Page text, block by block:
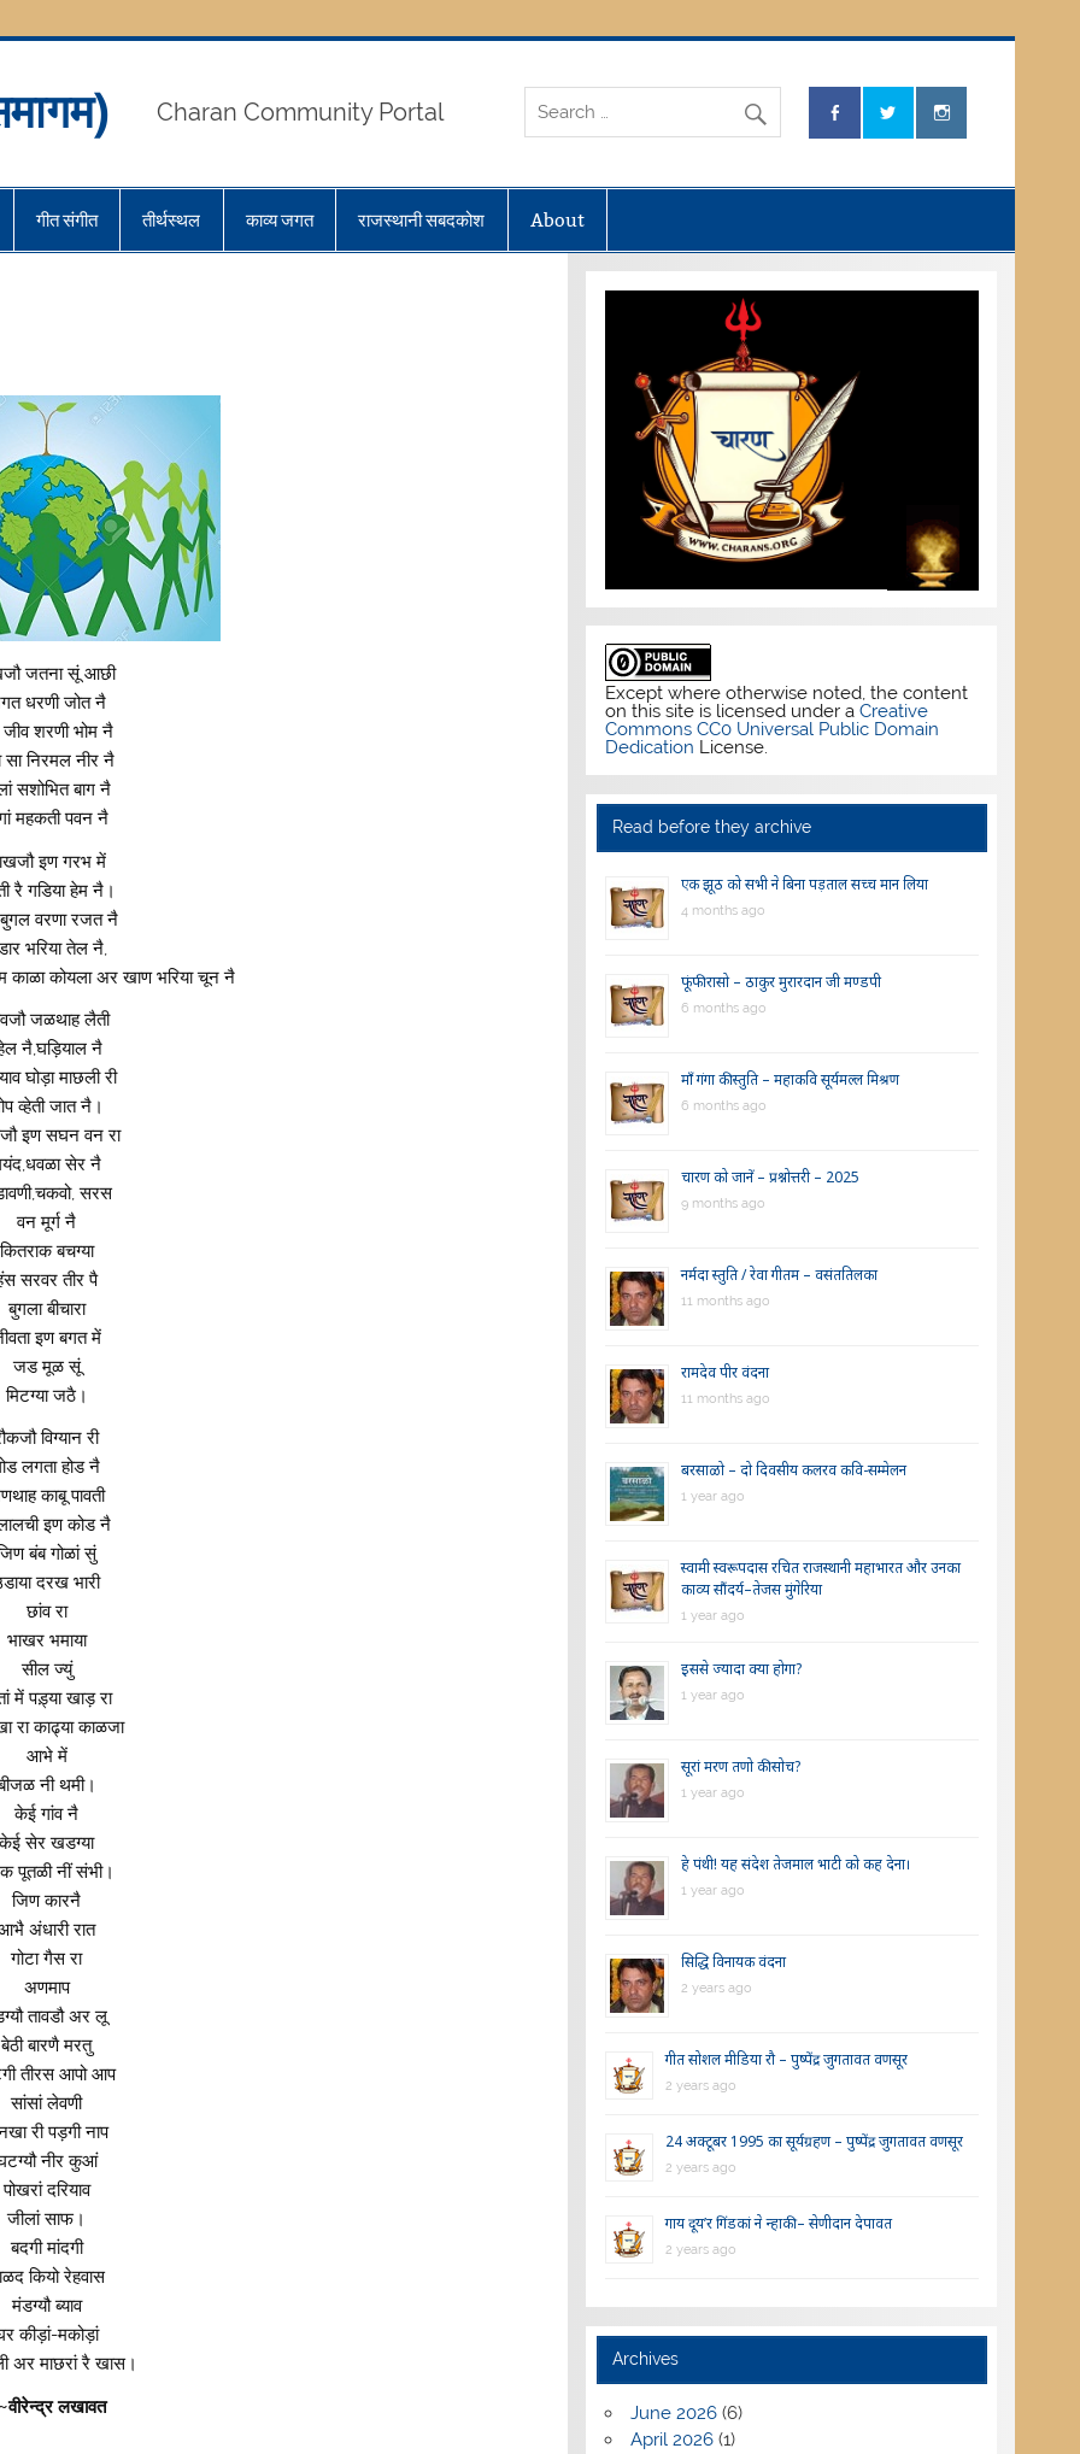
Charan Community Portal
गीत संगीत तीर्थस्थल काव्य जगत राजस्थानी सबदकोश About
जतना सूं आछी
धरणी जोत नै
शरणी भोम नै
सा निरमल नीर नै
सशोभित बाग नै
महकती पवन नै
इण गरभ में
रै गडिया हेम नै।
वरणा रजत नै
भरिया तेल नै,
काळा कोयला अर खाण भरिया चून नै
जळथाह लैती
नै,घड़ियाल नै
घोड़ा माछली री
व्हेती जात नै।
इण सघन वन रा
सेर नै
सरस
वन मूर्ग नै
कितराक बचग्या
सरवर तीर पै
बुगला बीचारा
इण बगत में
जड मूळ सूं
मिटग्या जठै।
विग्यान री
लगता होड नै
काबू पावती
इण कोड नै
बंब गोळां सुं
दरख भारी
छांव रा
भाखर भमाया
सील ज्युं
में पड़्या खाड़ रा
रा काढ्या काळजा
आभे में
नी थमी।
केई गांव नै
केई सेर खडग्या
पूतळी नीं संभी।
जिण कारनै
अंधारी रात
गोटा गैस रा
अणमाप
तावडौ अर लू
बेठी बारणै मरतु
तीरस आपो आप
सांसां लेवणी
री पड़गी नाप
नीर कुआं
पोखरां दरियाव
जीलां साफ।
बदगी मांदगी
कियो रेहवास
मंडग्यौ ब्याव
कीड़ां-मकोड़ां
अर माछरां रै खास।
लखावत
Except where otherwise noted, the content
on this site is licensed under a Creative
Commons CC0 Universal Public Domain
Dedication License.
Read before they archive
एक झूठ को सभी ने बिना पड़ताल सच्च मान लिया
4 months ago
फूंफी रासो – ठाकुर मुरारदान जी मण्डपी
6 months ago
माँ गंगा की स्तुति – महाकवि सूर्यमल्ल मिश्रण
6 months ago
चारण को जानें – प्रश्नोत्तरी – 2025
9 months ago
नर्मदा स्तुति / रेवा गीतम – वसंततिलका
11 months ago
रामदेव पीर वंदना
11 months ago
बरसाळो – दो दिवसीय कलरव कवि-सम्मेलन
1 year ago
स्वामी स्वरूपदास रचित राजस्थानी महाभारत और उनका
काव्य सौंदर्य–तेजस मुंगेरिया
1 year ago
इससे ज्यादा क्या होगा?
1 year ago
सूरां मरण तणो की सोच?
1 year ago
हे पंथी! यह संदेश तेजमाल भाटी को कह देना।
1 year ago
सिद्धि विनायक वंदना
2 years ago
गीत सोशल मीडिया रौ – पुष्पेंद्र जुगतावत वणसूर
2 years ago
24 अक्टूबर 1995 का सूर्यग्रहण – पुष्पेंद्र जुगतावत वणसूर
2 years ago
गाय दूय’र गिंडकां ने न्हाकी – सेणीदान देपावत
2 years ago
Archives
June 2026(6)
April 2026(1)